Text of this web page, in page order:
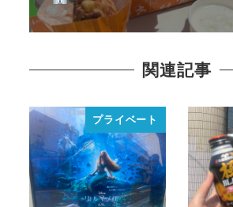
関連記事
プライベート